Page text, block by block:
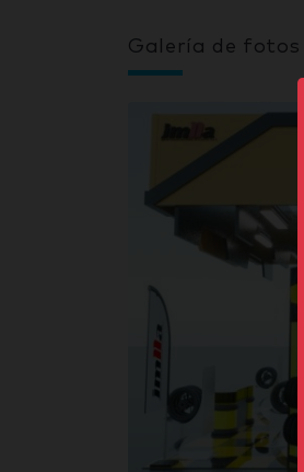
Galería de fotos